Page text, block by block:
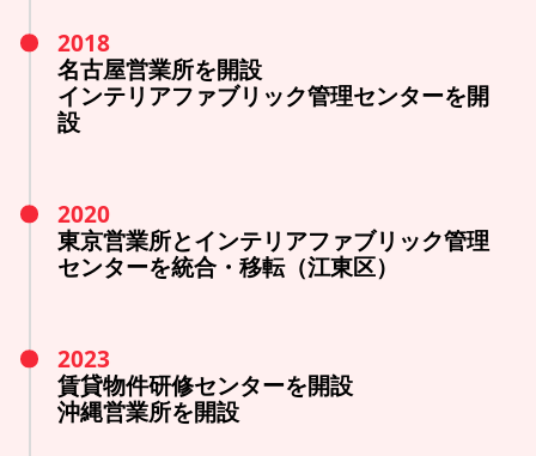
2018
名古屋営業所を開設
インテリアファブリック管理センターを開
設
2020
東京営業所とインテリアファブリック管理
センターを統合・移転（江東区）
2023
賃貸物件研修センターを開設
沖縄営業所を開設